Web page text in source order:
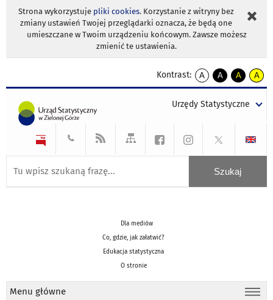
Strona wykorzystuje pliki cookies. Korzystanie z witryny bez
zmiany ustawień Twojej przeglądarki oznacza, że będą one
umieszczane w Twoim urządzeniu końcowym. Zawsze możesz
zmienić te ustawienia.
Kontrast:
A
kontrast
A
kontrast
tekst
czarnym
A
kontrast
tekst
czarnym
A
tekst
żółtym
Urzędy Statystyczne
Dla mediów
Co, gdzie, jak załatwić?
Edukacja statystyczna
O stronie
Menu główne